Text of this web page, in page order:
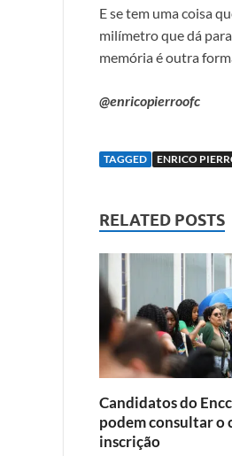
E se tem uma coisa
milímetro que dá
memória é outra
@enricopierroofc
TAGGED ENRICO
RELATED POSTS
Candidatos do
podem consultar o
inscrição